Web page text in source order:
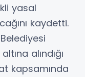
yasal
kaydetti.
alındığı
kapsamında